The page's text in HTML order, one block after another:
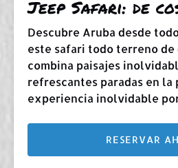
Jeep Safari: de
Descubre Aruba desde
este safari todo terreno
combina paisajes
refrescantes paradas en la
experiencia inolvidable
RESERVAR